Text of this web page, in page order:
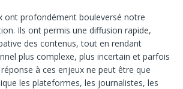
ont profondément bouleversé notre
Ils ont permis une diffusion rapide,
des contenus, tout en rendant
plus complexe, plus incertain et parfois
à ces enjeux ne peut être que
les plateformes, les journalistes, les